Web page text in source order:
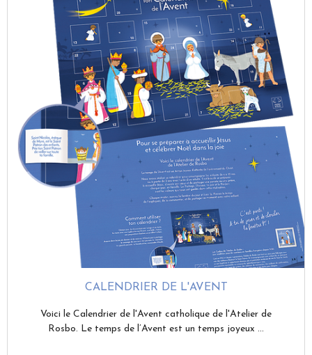
CALENDRIER DE L'AVENT
Voici le Calendrier de l'Avent catholique de l'Atelier de
Rosbo. Le temps de l’Avent est un temps joyeux ...